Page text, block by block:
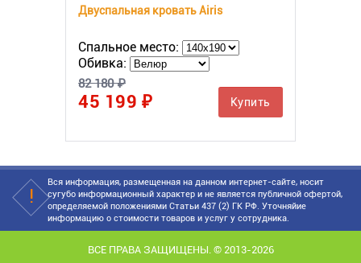
Двуспальная кровать Airis
Спальное место:
Обивка:
82 180 ₽
45 199 ₽ Купить
Вся информация, размещенная на данном интернет-сайте, носит
сугубо информационный характер и не является публичной офертой,
определяемой положениями Статьи 437 (2) ГК РФ. Уточняйие
информацию о стоимости товаров и услуг у сотрудника.
ВСЕ ПРАВА ЗАЩИЩЕНЫ. © 2013-2026